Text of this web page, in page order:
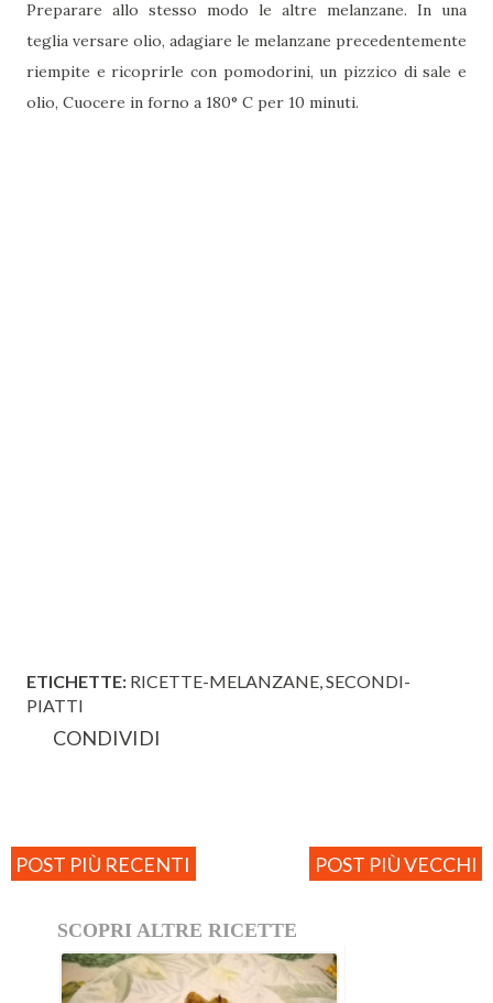
Preparare allo stesso modo le altre melanzane. In una
teglia versare olio, adagiare le melanzane precedentemente
riempite e ricoprirle con pomodorini, un pizzico di sale e
olio, Cuocere in forno a 180° C per 10 minuti.
ETICHETTE: RICETTE-MELANZANE SECONDI-
PIATTI
CONDIVIDI
POST PIÙ RECENTI POST PIÙ VECCHI
SCOPRI ALTRE RICETTE